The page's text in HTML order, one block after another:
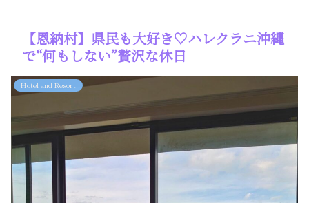
【恩納村】県民も大好き♡ハレクラニ沖縄
で“何もしない”贅沢な休日
Hotel and Resort